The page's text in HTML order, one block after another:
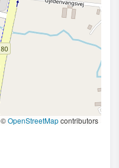
©OpenStreetMapcontributors